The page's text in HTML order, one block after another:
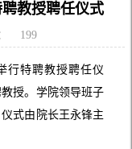
教授聘任仪式
199
行特聘教授聘任仪
授。学院领导班子
式由院长王永锋主